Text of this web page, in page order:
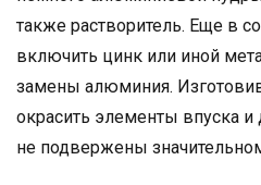
также растворитель. Еще в
включить цинк или иной
замены алюминия.
окрасить элементы впуска и
не подвержены